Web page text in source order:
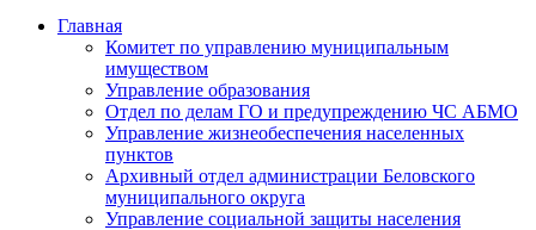
Главная
Комитет по управлению муниципальным
имуществом
Управление образования
Отдел по делам ГО и предупреждению ЧС АБМО
Управление жизнеобеспечения населенных
пунктов
Архивный отдел администрации Беловского
муниципального округа
Управление социальной защиты населения